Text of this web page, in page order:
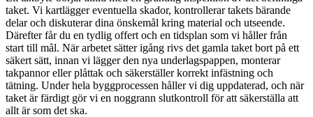
taket. Vi kartlägger eventuella skador, kontrollerar takets bärande
delar och diskuterar dina önskemål kring material och utseende.
Därefter får du en tydlig offert och en tidsplan som vi håller från
start till mål. När arbetet sätter igång rivs det gamla taket bort på ett
säkert sätt, innan vi lägger den nya underlagspappen, monterar
takpannor eller plåttak och säkerställer korrekt infästning och
tätning. Under hela byggprocessen håller vi dig uppdaterad, och när
taket är färdigt gör vi en noggrann slutkontroll för att säkerställa att
allt är som det ska.